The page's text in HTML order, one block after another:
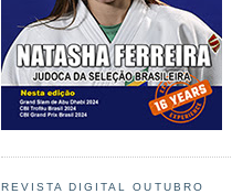
REVISTA DIGITAL OUTUBRO